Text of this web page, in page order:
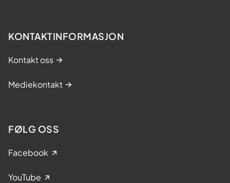
KONTAKTINFORMASJON
Kontakt oss
Mediekontakt
FØLG OSS
Facebook
YouTube